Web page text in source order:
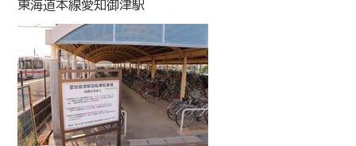
東海道本線愛知御津駅